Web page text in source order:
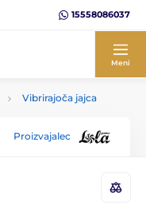
15558086037
Meni
Vibrirajoča jajca
Proizvajalec